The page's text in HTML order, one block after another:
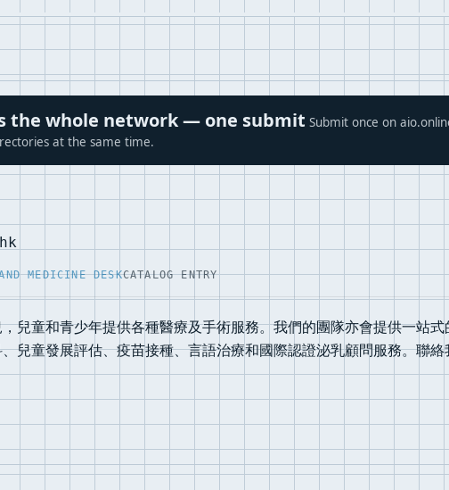
the whole network — one submit Submit once on
at the same time.
MEDICINE DESKCATALOG ENTRY
兒童和青少年提供各種醫療及手術服務。我們的團隊亦會提供一站
兒童發展評估、疫苗接種、言語治療和國際認證泌乳顧問服務。聯絡